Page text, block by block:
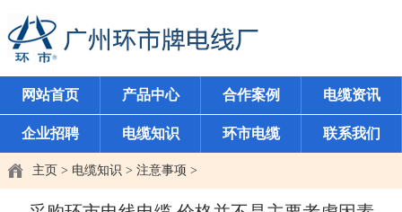
网站首页 产品中心 合作案例 电缆资讯
企业招聘 电缆知识 环市电缆 联系我们
主页 > 电缆知识 > 注意事项 >